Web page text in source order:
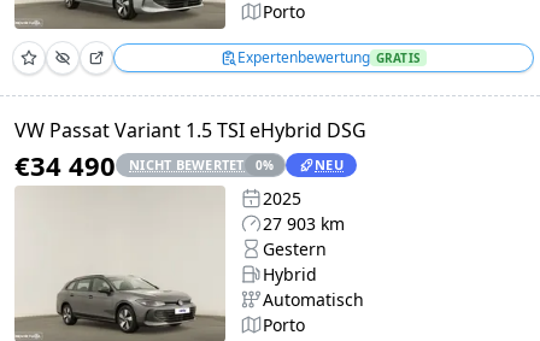
Porto
Expertenbewertung GRATIS
VW Passat Variant 1.5 TSI eHybrid DSG
€34 490 NICHT BEWERTET 0% NEU
2025
27 903 km
Gestern
Hybrid
Automatisch
Porto